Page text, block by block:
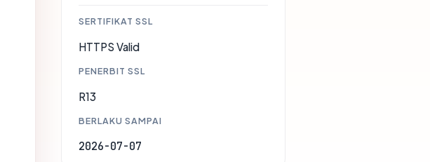
SERTIFIKAT SSL
HTTPS Valid
PENERBIT SSL
R13
BERLAKU SAMPAI
2026-07-07